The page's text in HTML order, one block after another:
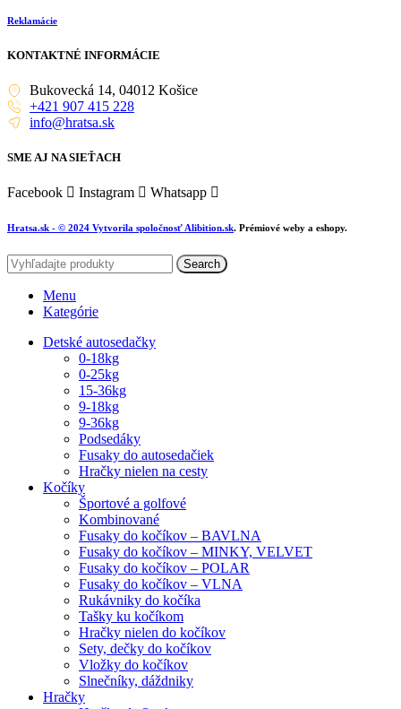
Reklamácie
KONTAKTNÉ INFORMÁCIE
Bukovecká 14, 04012 Košice
+421 907 415 228
info@hratsa.sk
SME AJ NA SIEŤACH
Facebook Instagram Whatsapp
Hratsa.sk - © 2024 Vytvorila spoločnosť Alibition.sk. Prémiové weby a eshopy.
Search
Menu
Kategórie
Detské autosedačky
0-18kg
0-25kg
15-36kg
9-18kg
9-36kg
Podsedáky
Fusaky do autosedačiek
Hračky nielen na cesty
Kočíky
Športové a golfové
Kombinované
Fusaky do kočíkov – BAVLNA
Fusaky do kočíkov – MINKY, VELVET
Fusaky do kočíkov – POLAR
Fusaky do kočíkov – VLNA
Rukávniky do kočíka
Tašky ku kočíkom
Hračky nielen do kočíkov
Sety, dečky do kočíkov
Vložky do kočíkov
Slnečníky, dáždniky
Hračky